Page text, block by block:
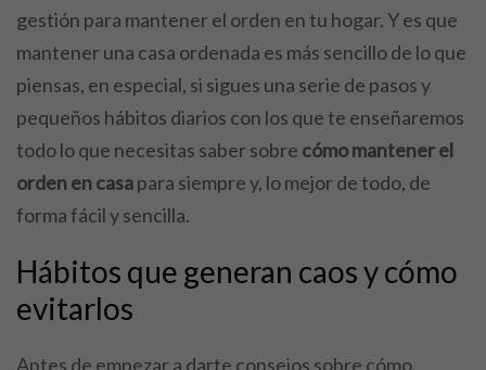
gestión para mantener el orden en tu hogar. Y es que
mantener una casa ordenada es más sencillo de lo que
piensas, en especial, si sigues una serie de pasos y
pequeños hábitos diarios con los que te enseñaremos
todo lo que necesitas saber sobre cómo mantener el
orden en casapara siempre y, lo mejor de todo, de
forma fácil y sencilla.
Hábitos que generan caos y cómo
evitarlos
Antes de empezar a darte consejos sobre cómo